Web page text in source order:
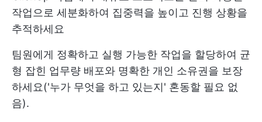
작업으로 세분화하여 집중력을 높이고 진행 상황을
추적하세요
팀원에게 정확하고 실행 가능한 작업을 할당하여 균
형 잡힌 업무량 배포와 명확한 개인 소유권을 보장
하세요('누가 무엇을 하고 있는지' 혼동할 필요 없
음).